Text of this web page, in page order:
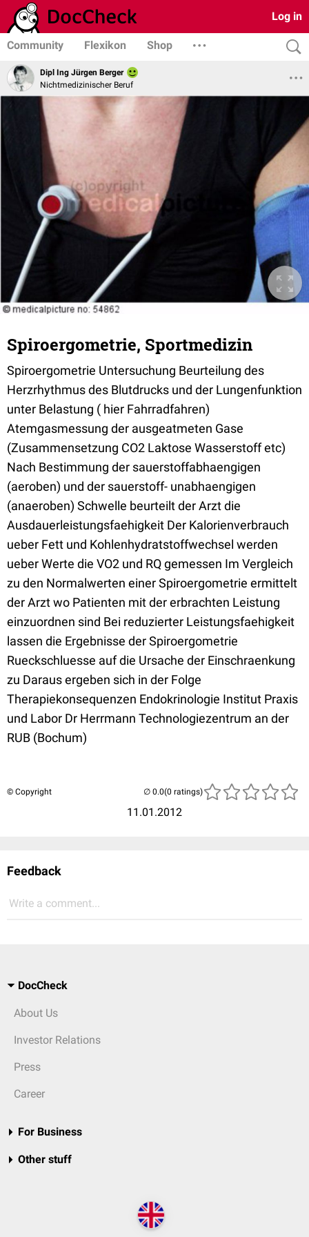
Log in
Community Flexikon Shop
Dipl Ing Jürgen Berger
Nichtmedizinischer Beruf
Spiroergometrie, Sportmedizin
Spiroergometrie Untersuchung Beurteilung des
Herzrhythmus des Blutdrucks und der Lungenfunktion
unter Belastung ( hier Fahrradfahren)
Atemgasmessung der ausgeatmeten Gase
(Zusammensetzung CO2 Laktose Wasserstoff etc)
Nach Bestimmung der sauerstoffabhaengigen
(aeroben) und der sauerstoff- unabhaengigen
(anaeroben) Schwelle beurteilt der Arzt die
Ausdauerleistungsfaehigkeit Der Kalorienverbrauch
ueber Fett und Kohlenhydratstoffwechsel werden
ueber Werte die VO2 und RQ gemessen Im Vergleich
zu den Normalwerten einer Spiroergometrie ermittelt
der Arzt wo Patienten mit der erbrachten Leistung
einzuordnen sind Bei reduzierter Leistungsfaehigkeit
lassen die Ergebnisse der Spiroergometrie
Rueckschluesse auf die Ursache der Einschraenkung
zu Daraus ergeben sich in der Folge
Therapiekonsequenzen Endokrinologie Institut Praxis
und Labor Dr Herrmann Technologiezentrum an der
RUB (Bochum)
© Copyright
11.01.2012
(0 ratings)
Feedback
Write a comment...
DocCheck
About Us
Investor Relations
Press
Career
For Business
Other stuff